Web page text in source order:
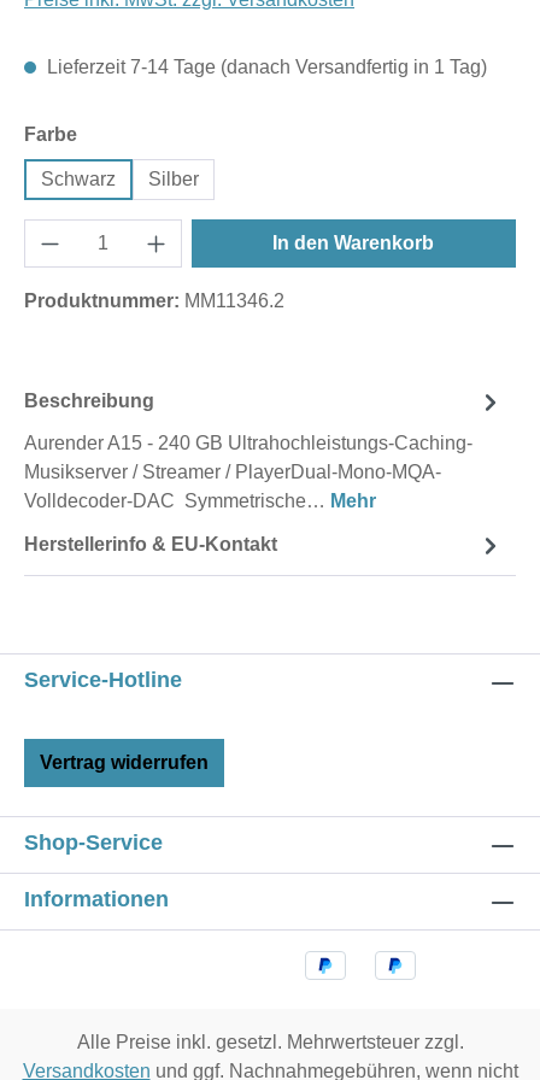
Lieferzeit 7-14 Tage (danach Versandfertig in 1 Tag)
Farbeauswählen
Schwarz Silber
In den Warenkorb
Produktnummer: MM11346.2
Beschreibung
Aurender A15 - 240 GB Ultrahochleistungs-Caching-
Musikserver / Streamer / PlayerDual-Mono-MQA-
Volldecoder-DAC Symmetrische… Mehr
Herstellerinfo & EU-Kontakt
Service-Hotline
Vertrag widerrufen
Shop-Service
Informationen
Alle Preise inkl. gesetzl. Mehrwertsteuer zzgl.
Versandkosten und ggf. Nachnahmegebühren, wenn nicht